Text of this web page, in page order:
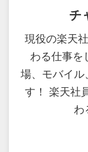
チ
現役の楽天
わる仕事を
場、モバイル
す！ 楽天社
わ